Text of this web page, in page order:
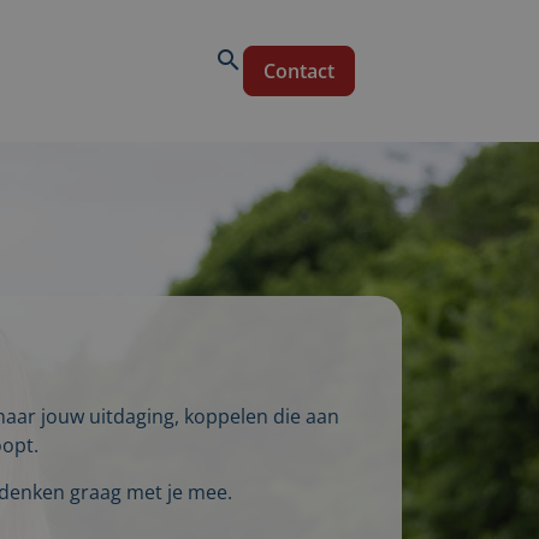
Contact
jouw uitdaging, koppelen die aan
graag met je mee.